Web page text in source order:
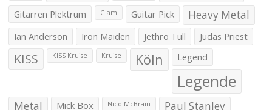
Gitarren Plektrum Glam Guitar Pick Heavy Metal
Ian Anderson Iron Maiden Jethro Tull Judas Priest
KISS KISS Kruise Kruise Köln Legend
Legende
Metal Mick Box Nico McBrain Paul Stanley